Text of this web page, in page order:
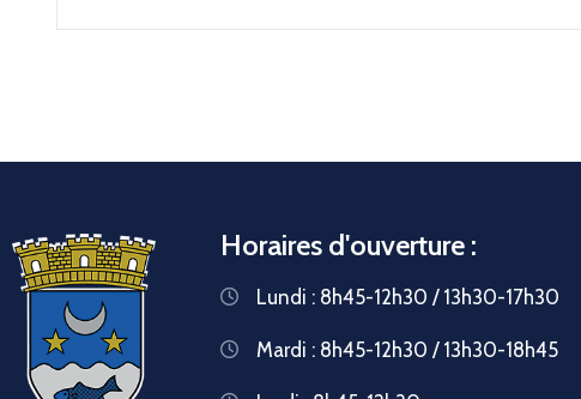
Horaires d'ouverture :
Lundi : 8h45-12h30 / 13h30-17h30
Mardi : 8h45-12h30 / 13h30-18h45